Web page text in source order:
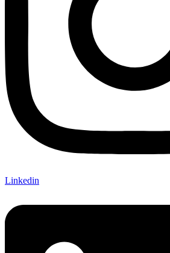
Linkedin